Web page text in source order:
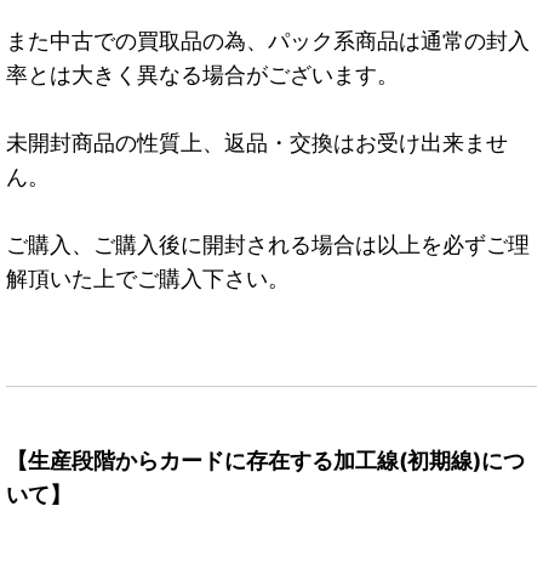
また中古での買取品の為、パック系商品は通常の封入
率とは大きく異なる場合がございます。
未開封商品の性質上、返品・交換はお受け出来ませ
ん。
ご購入、ご購入後に開封される場合は以上を必ずご理
解頂いた上でご購入下さい。
【生産段階からカードに存在する加工線(初期線)につ
いて】